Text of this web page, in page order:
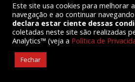
PLENÁRIA POR MORADIA ATRAI
SERGIPE
PNAF
Este site usa cookies para melhorar
navegação e ao continuar
declara estar ciente dessas
coletadas neste site são realizadas
Analytics™ (veja a Política de
Fechar